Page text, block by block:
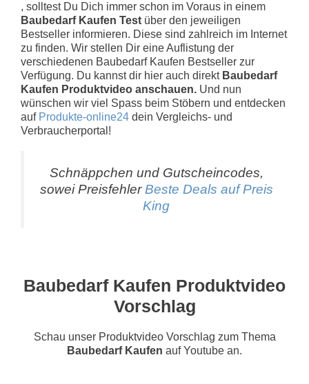
, solltest Du Dich immer schon im Voraus in einem
Baubedarf Kaufen Test über den jeweiligen
Bestseller informieren. Diese sind zahlreich im Internet
zu finden. Wir stellen Dir eine Auflistung der
verschiedenen Baubedarf Kaufen Bestseller zur
Verfügung. Du kannst dir hier auch direkt Baubedarf
Kaufen Produktvideo anschauen. Und nun
wünschen wir viel Spass beim Stöbern und entdecken
auf Produkte-online24 dein Vergleichs- und
Verbraucherportal!
Schnäppchen und Gutscheincodes,
sowei Preisfehler Beste Deals auf Preis
King
Baubedarf Kaufen Produktvideo
Vorschlag
Schau unser Produktvideo Vorschlag zum Thema
Baubedarf Kaufen auf Youtube an.